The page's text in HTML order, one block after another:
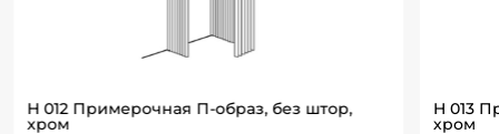
H 012 Примерочная П-образ, без штор,
хром
H 013
хром